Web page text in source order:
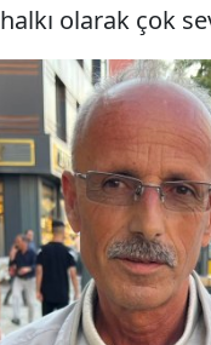
olarak çok